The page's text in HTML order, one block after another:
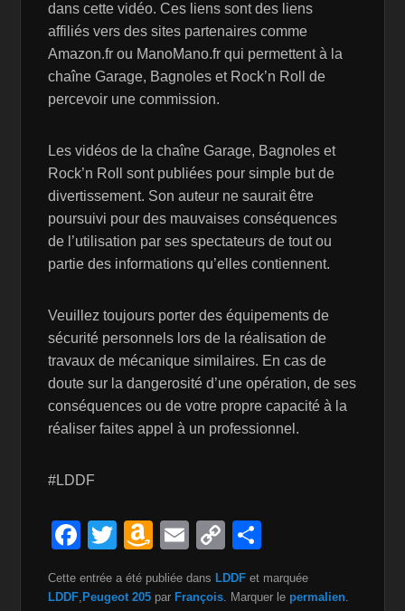
dans cette vidéo. Ces liens sont des liens
affiliés vers des sites partenaires comme
Amazon.fr ou ManoMano.fr qui permettent à la
chaîne Garage, Bagnoles et Rock’n Roll de
percevoir une commission.
Les vidéos de la chaîne Garage, Bagnoles et
Rock’n Roll sont publiées pour simple but de
divertissement. Son auteur ne saurait être
poursuivi pour des mauvaises conséquences
de l’utilisation par ses spectateurs de tout ou
partie des informations qu’elles contiennent.
Veuillez toujours porter des équipements de
sécurité personnels lors de la réalisation de
travaux de mécanique similaires. En cas de
doute sur la dangerosité d’une opération, de ses
conséquences ou de votre propre capacité à la
réaliser faites appel à un professionnel.
#LDDF
F
c
T
wi
tt
A
m
a
E
m
ail
C
o
p
ta
Cette entrée a été publiée dans LDDF et marquée
LDDF, Peugeot 205 par François. Marquer le permalien.